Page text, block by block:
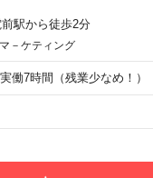
駅から徒歩2分
－ケティング
働7時間（残業少なめ！）